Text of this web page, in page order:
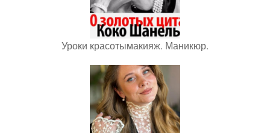
Уроки красотымакияж. Маникюр.